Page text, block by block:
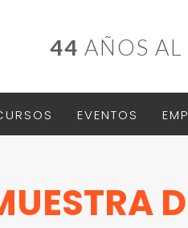
44 AÑOS
EVENTOS